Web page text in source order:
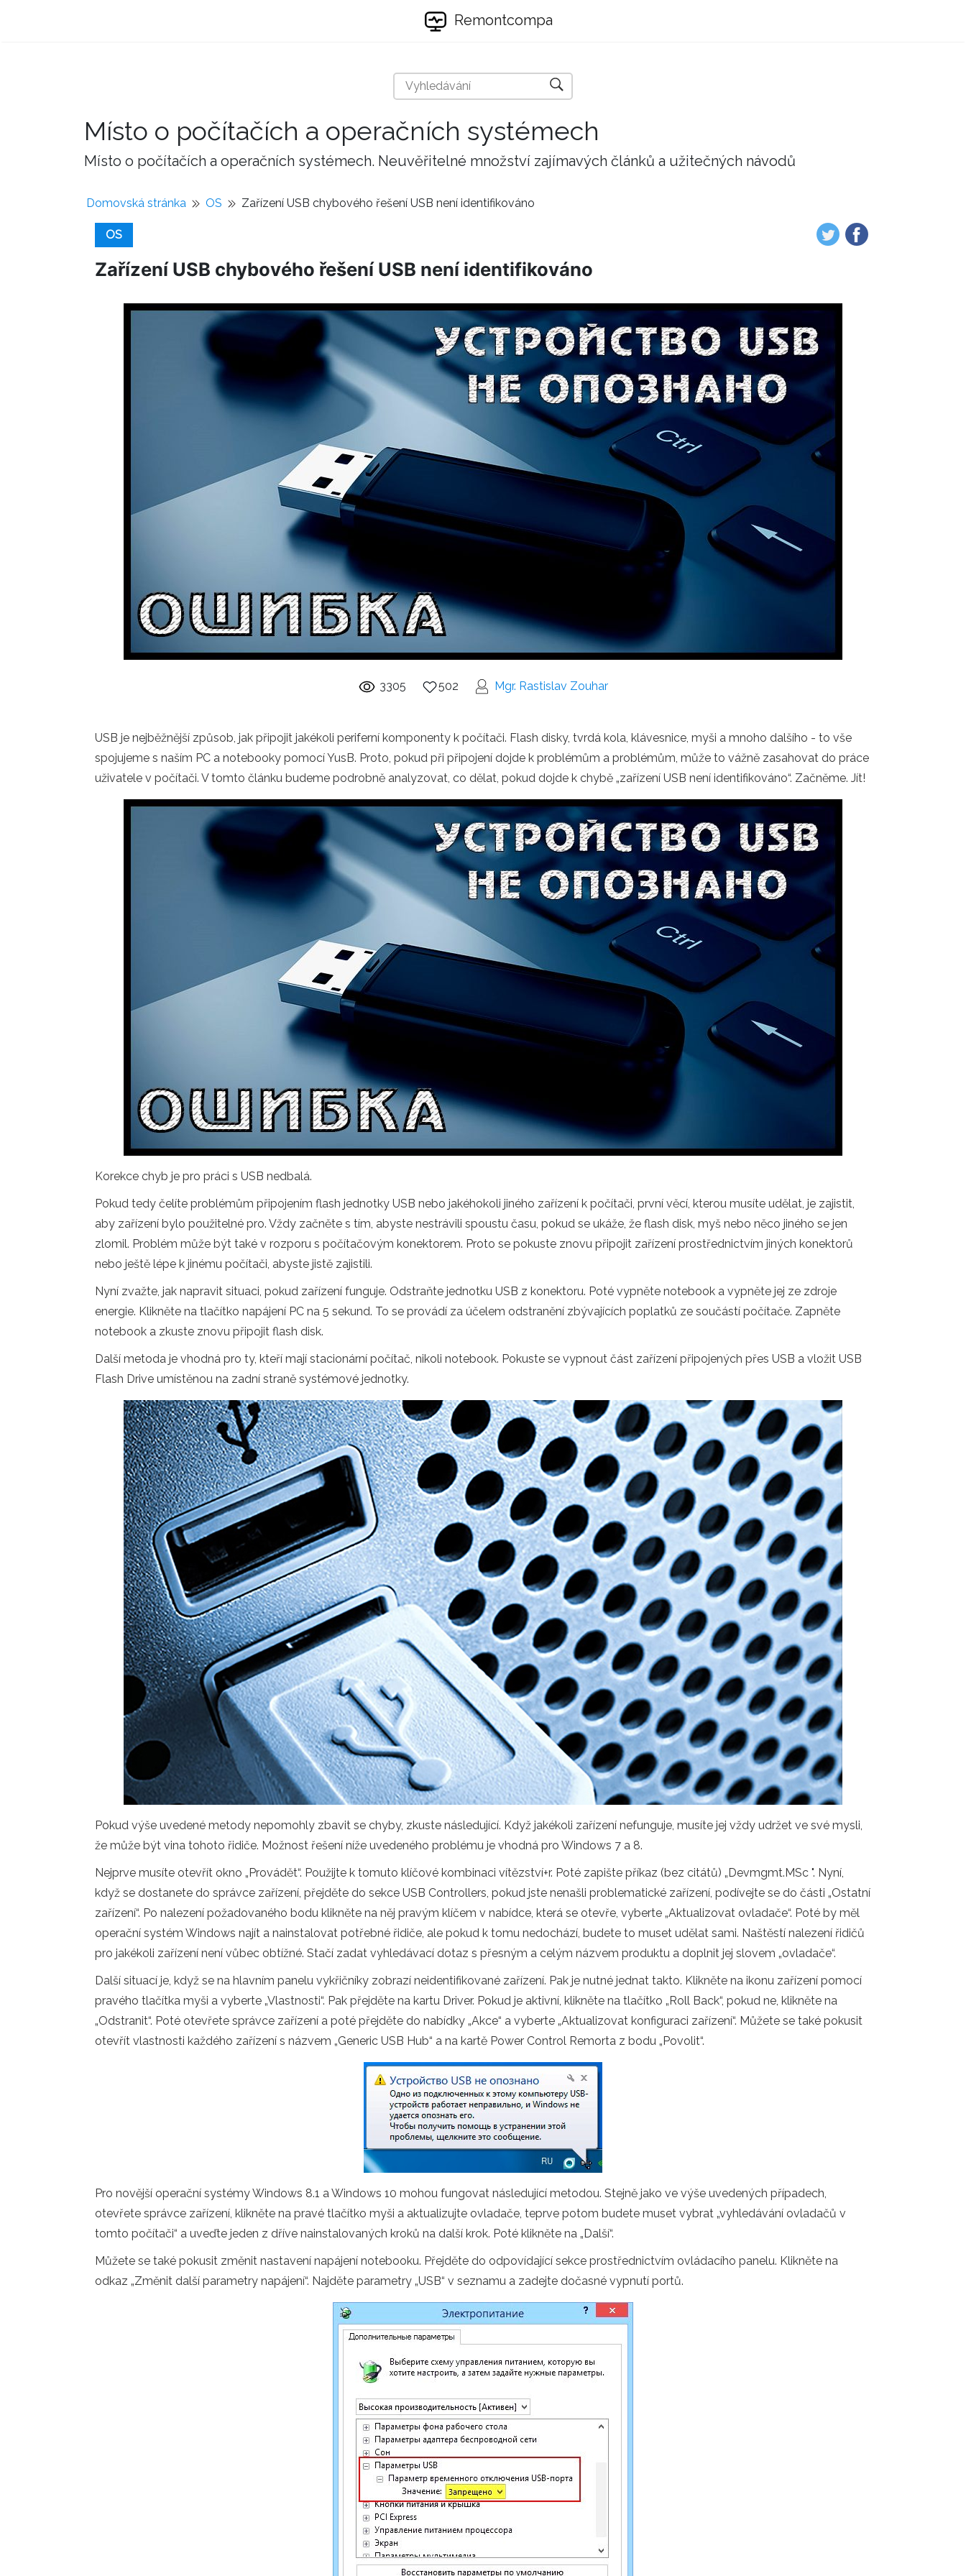
Remontcompa
Místo o počítačích a operačních systémech
Místo o počítačích a operačních systémech. Neuvěřitelné množství zajímavých článků a užitečných návodů
Domovská stránka OS Zařízení USB chybového řešení USB není identifikováno
OS
Zařízení USB chybového řešení USB není identifikováno
3305 502 Mgr. Rastislav Zouhar
USB je nejběžnější způsob, jak připojit jakékoli periferní komponenty k počítači. Flash disky, tvrdá kola, klávesnice, myši a mnoho dalšího - to vše
spojujeme s naším PC a notebooky pomocí YusB. Proto, pokud při připojení dojde k problémům a problémům, může to vážně zasahovat do práce
uživatele v počítači. V tomto článku budeme podrobně analyzovat, co dělat, pokud dojde k chybě „zařízení USB není identifikováno“. Začněme. Jít!
Korekce chyb je pro práci s USB nedbalá.
Pokud tedy čelíte problémům připojením flash jednotky USB nebo jakéhokoli jiného zařízení k počítači, první věcí, kterou musíte udělat, je zajistit,
aby zařízení bylo použitelné pro. Vždy začněte s tím, abyste nestrávili spoustu času, pokud se ukáže, že flash disk, myš nebo něco jiného se jen
zlomil. Problém může být také v rozporu s počítačovým konektorem. Proto se pokuste znovu připojit zařízení prostřednictvím jiných konektorů
nebo ještě lépe k jinému počítači, abyste jistě zajistili.
Nyní zvažte, jak napravit situaci, pokud zařízení funguje. Odstraňte jednotku USB z konektoru. Poté vypněte notebook a vypněte jej ze zdroje
energie. Klikněte na tlačítko napájení PC na 5 sekund. To se provádí za účelem odstranění zbývajících poplatků ze součástí počítače. Zapněte
notebook a zkuste znovu připojit flash disk.
Další metoda je vhodná pro ty, kteří mají stacionární počítač, nikoli notebook. Pokuste se vypnout část zařízení připojených přes USB a vložit USB
Flash Drive umístěnou na zadní straně systémové jednotky.
Pokud výše uvedené metody nepomohly zbavit se chyby, zkuste následující. Když jakékoli zařízení nefunguje, musíte jej vždy udržet ve své mysli,
že může být vina tohoto řidiče. Možnost řešení níže uvedeného problému je vhodná pro Windows 7 a 8.
Nejprve musíte otevřít okno „Provádět“. Použijte k tomuto klíčové kombinaci vítězství+r. Poté zapište příkaz (bez citátů) „Devmgmt.MSc ". Nyní,
když se dostanete do správce zařízení, přejděte do sekce USB Controllers, pokud jste nenašli problematické zařízení, podívejte se do části „Ostatní
zařízení“. Po nalezení požadovaného bodu klikněte na něj pravým klíčem v nabídce, která se otevře, vyberte „Aktualizovat ovladače“. Poté by měl
operační systém Windows najít a nainstalovat potřebné řidiče, ale pokud k tomu nedochází, budete to muset udělat sami. Naštěstí nalezení řidičů
pro jakékoli zařízení není vůbec obtížné. Stačí zadat vyhledávací dotaz s přesným a celým názvem produktu a doplnit jej slovem „ovladače“.
Další situací je, když se na hlavním panelu vykřičníky zobrazí neidentifikované zařízení. Pak je nutné jednat takto. Klikněte na ikonu zařízení pomocí
pravého tlačítka myši a vyberte „Vlastnosti“. Pak přejděte na kartu Driver. Pokud je aktivní, klikněte na tlačítko „Roll Back“, pokud ne, klikněte na
„Odstranit“. Poté otevřete správce zařízení a poté přejděte do nabídky „Akce“ a vyberte „Aktualizovat konfiguraci zařízení“. Můžete se také pokusit
otevřít vlastnosti každého zařízení s názvem „Generic USB Hub“ a na kartě Power Control Remorta z bodu „Povolit“.
Pro novější operační systémy Windows 8.1 a Windows 10 mohou fungovat následující metodou. Stejně jako ve výše uvedených případech,
otevřete správce zařízení, klikněte na pravé tlačítko myši a aktualizujte ovladače, teprve potom budete muset vybrat „vyhledávání ovladačů v
tomto počítači“ a uveďte jeden z dříve nainstalovaných kroků na další krok. Poté klikněte na „Další“.
Můžete se také pokusit změnit nastavení napájení notebooku. Přejděte do odpovídající sekce prostřednictvím ovládacího panelu. Klikněte na
odkaz „Změnit další parametry napájení“. Najděte parametry „USB“ v seznamu a zadejte dočasné vypnutí portů.